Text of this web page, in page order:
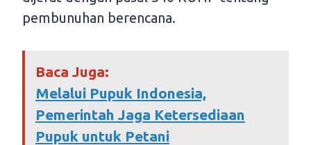
pembunuhan berencana.
Baca Juga:
Melalui Pupuk Indonesia,
Pemerintah Jaga Ketersediaan
Pupuk untuk Petani